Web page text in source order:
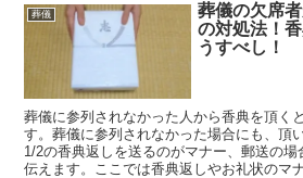
葬儀
葬儀の欠席
の対処法！
うすべし！
葬儀に参列されなかった人から香典を頂く
す。葬儀に参列されなかった場合にも、頂
1/2の香典返しを送るのがマナー、郵送の場
伝えます。ここでは香典返しやお礼状のマ